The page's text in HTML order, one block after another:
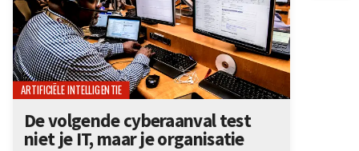
ARTIFICIËLE INTELLIGENTIE
De volgende cyberaanval test
niet je IT, maar je organisatie